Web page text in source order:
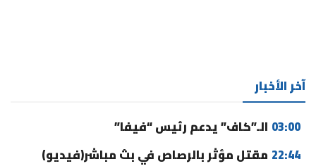
آخر الأخبار
03:00 الـ”كاف” يدعم رئيس “فيفا”
22:44 مقتل مؤثر بالرصاص في بث مباشر(فيديو)